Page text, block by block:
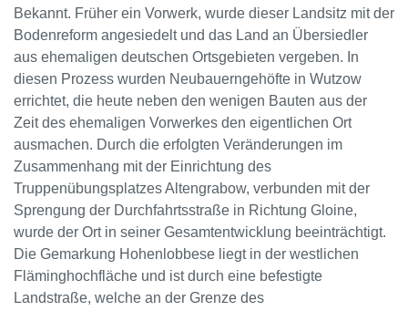
Bekannt. Früher ein Vorwerk, wurde dieser Landsitz mit der
Bodenreform angesiedelt und das Land an Übersiedler
aus ehemaligen deutschen Ortsgebieten vergeben. In
diesen Prozess wurden Neubauerngehöfte in Wutzow
errichtet, die heute neben den wenigen Bauten aus der
Zeit des ehemaligen Vorwerkes den eigentlichen Ort
ausmachen. Durch die erfolgten Veränderungen im
Zusammenhang mit der Einrichtung des
Truppenübungsplatzes Altengrabow, verbunden mit der
Sprengung der Durchfahrtsstraße in Richtung Gloine,
wurde der Ort in seiner Gesamtentwicklung beeinträchtigt.
Die Gemarkung Hohenlobbese liegt in der westlichen
Fläminghochfläche und ist durch eine befestigte
Landstraße, welche an der Grenze des